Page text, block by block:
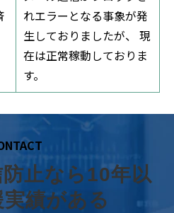
れエラーとなる事象が発
生しておりましたが、 現
在は正常稼動しておりま
す。
止なら10年以
績がある